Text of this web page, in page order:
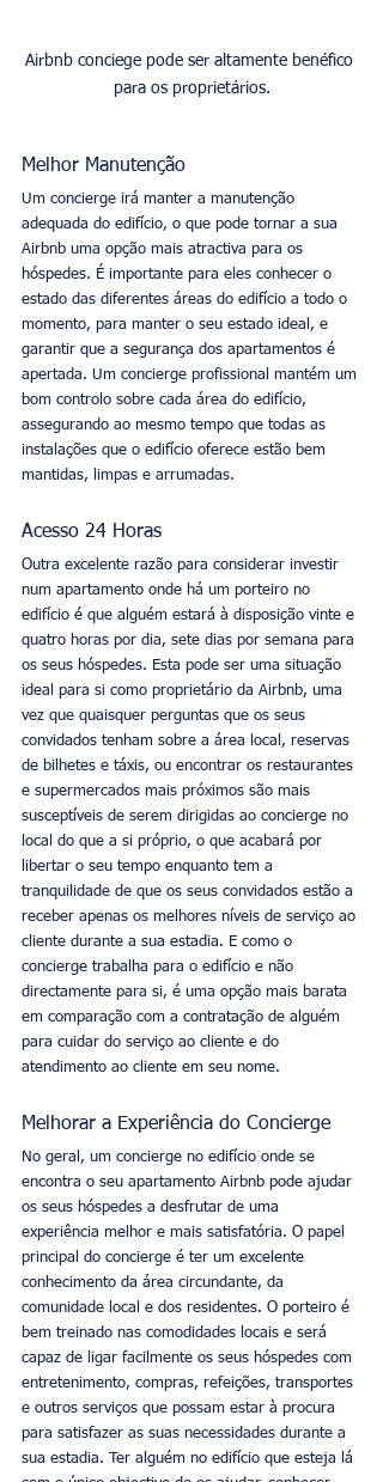
Airbnb conciege pode ser altamente benéfico
para os proprietários.
Melhor Manutenção
Um concierge irá manter a manutenção
adequada do edifício, o que pode tornar a sua
Airbnb uma opção mais atractiva para os
hóspedes. É importante para eles conhecer o
estado das diferentes áreas do edifício a todo o
momento, para manter o seu estado ideal, e
garantir que a segurança dos apartamentos é
apertada. Um concierge profissional mantém um
bom controlo sobre cada área do edifício,
assegurando ao mesmo tempo que todas as
instalações que o edifício oferece estão bem
mantidas, limpas e arrumadas.
Acesso 24 Horas
Outra excelente razão para considerar investir
num apartamento onde há um porteiro no
edifício é que alguém estará à disposição vinte e
quatro horas por dia, sete dias por semana para
os seus hóspedes. Esta pode ser uma situação
ideal para si como proprietário da Airbnb, uma
vez que quaisquer perguntas que os seus
convidados tenham sobre a área local, reservas
de bilhetes e táxis, ou encontrar os restaurantes
e supermercados mais próximos são mais
susceptíveis de serem dirigidas ao concierge no
local do que a si próprio, o que acabará por
libertar o seu tempo enquanto tem a
tranquilidade de que os seus convidados estão a
receber apenas os melhores níveis de serviço ao
cliente durante a sua estadia. E como o
concierge trabalha para o edifício e não
directamente para si, é uma opção mais barata
em comparação com a contratação de alguém
para cuidar do serviço ao cliente e do
atendimento ao cliente em seu nome.
Melhorar a Experiência do Concierge
No geral, um concierge no edifício onde se
encontra o seu apartamento Airbnb pode ajudar
os seus hóspedes a desfrutar de uma
experiência melhor e mais satisfatória. O papel
principal do concierge é ter um excelente
conhecimento da área circundante, da
comunidade local e dos residentes. O porteiro é
bem treinado nas comodidades locais e será
capaz de ligar facilmente os seus hóspedes com
entretenimento, compras, refeições, transportes
e outros serviços que possam estar à procura
para satisfazer as suas necessidades durante a
sua estadia. Ter alguém no edifício que esteja lá